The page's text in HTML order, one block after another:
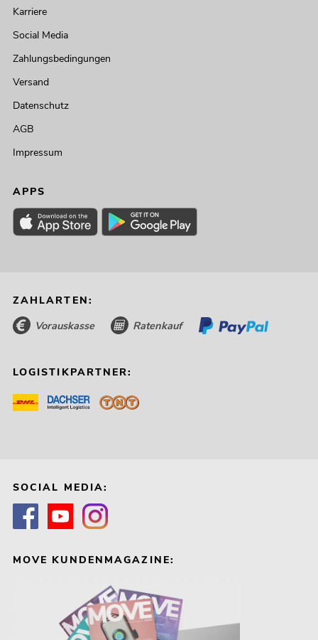
Karriere
Social Media
Zahlungsbedingungen
Versand
Datenschutz
AGB
Impressum
APPS
ZAHLARTEN:
Vorauskasse Ratenkauf
LOGISTIKPARTNER:
SOCIAL MEDIA:
MOVE KUNDENMAGAZINE: